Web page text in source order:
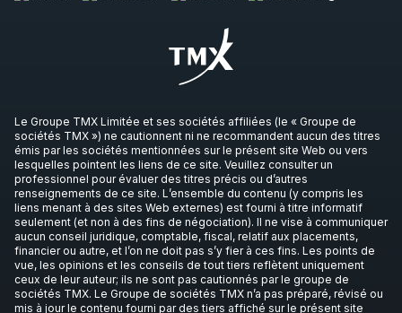
Le Groupe TMX Limitée et ses sociétés affiliées (le « Groupe de
sociétés TMX ») ne cautionnent ni ne recommandent aucun des titres
émis par les sociétés mentionnées sur le présent site Web ou vers
lesquelles pointent les liens de ce site. Veuillez consulter un
professionnel pour évaluer des titres précis ou d’autres
renseignements de ce site. L’ensemble du contenu (y compris les
liens menant à des sites Web externes) est fourni à titre informatif
seulement (et non à des fins de négociation). Il ne vise à communiquer
aucun conseil juridique, comptable, fiscal, relatif aux placements,
financier ou autre, et l’on ne doit pas s’y fier à ces fins. Les points de
vue, les opinions et les conseils de tout tiers reflètent uniquement
ceux de leur auteur; ils ne sont pas cautionnés par le groupe de
sociétés TMX. Le Groupe de sociétés TMX n’a pas préparé, révisé ou
mis à jour le contenu fourni par des tiers affiché sur le présent site